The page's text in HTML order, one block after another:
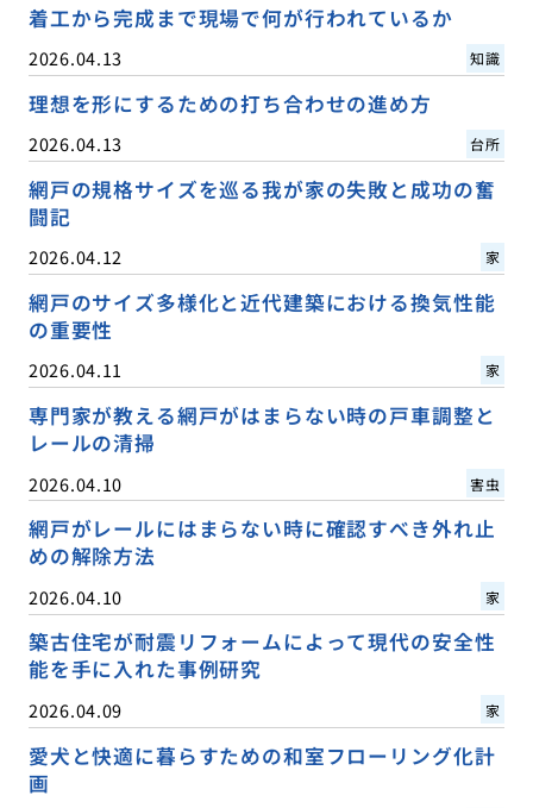
着工から完成まで現場で何が行われているか
2026.04.13 知識
理想を形にするための打ち合わせの進め方
2026.04.13 台所
網戸の規格サイズを巡る我が家の失敗と成功の奮
闘記
2026.04.12 家
網戸のサイズ多様化と近代建築における換気性能
の重要性
2026.04.11 家
専門家が教える網戸がはまらない時の戸車調整と
レールの清掃
2026.04.10 害虫
網戸がレールにはまらない時に確認すべき外れ止
めの解除方法
2026.04.10 家
築古住宅が耐震リフォームによって現代の安全性
能を手に入れた事例研究
2026.04.09 家
愛犬と快適に暮らすための和室フローリング化計
画